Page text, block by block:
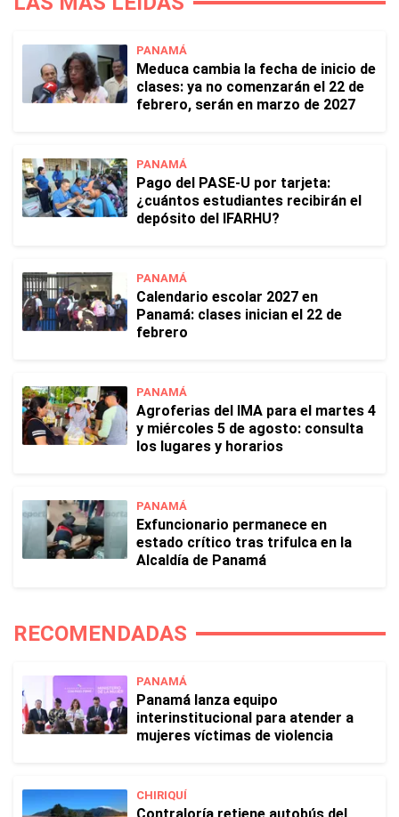
PANAMÁ
Meduca cambia la fecha de inicio de
clases: ya no comenzarán el 22 de
febrero, serán en marzo de 2027
PANAMÁ
Pago del PASE-U por tarjeta:
¿cuántos estudiantes recibirán el
depósito del IFARHU?
PANAMÁ
Calendario escolar 2027 en
Panamá: clases inician el 22 de
febrero
PANAMÁ
Agroferias del IMA para el martes 4
y miércoles 5 de agosto: consulta
los lugares y horarios
PANAMÁ
Exfuncionario permanece en
estado crítico tras trifulca en la
Alcaldía de Panamá
RECOMENDADAS
PANAMÁ
Panamá lanza equipo
interinstitucional para atender a
mujeres víctimas de violencia
CHIRIQUÍ